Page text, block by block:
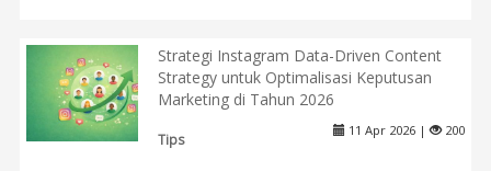
Strategi Instagram Data-Driven Content
Strategy untuk Optimalisasi Keputusan
Marketing di Tahun 2026
Tips
11 Apr 2026 | 200